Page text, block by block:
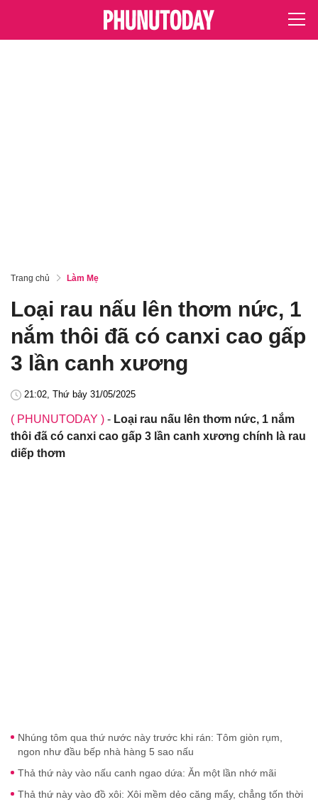
Trang chủ Làm Mẹ
Loại rau nấu lên thơm nức, 1
nắm thôi đã có canxi cao gấp
3 lần canh xương
21:02, Thứ bảy 31/05/2025
( PHUNUTODAY ) - Loại rau nấu lên thơm nức, 1 nắm
thôi đã có canxi cao gấp 3 lần canh xương chính là rau
diếp thơm
Nhúng tôm qua thứ nước này trước khi rán: Tôm giòn rụm,
ngon như đầu bếp nhà hàng 5 sao nấu
Thả thứ này vào nấu canh ngao dứa: Ăn một lần nhớ mãi
Thả thứ này vào đồ xôi: Xôi mềm dẻo căng mẩy, chẳng tốn thời